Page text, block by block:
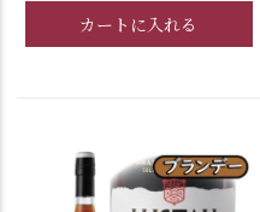
カートに入れる